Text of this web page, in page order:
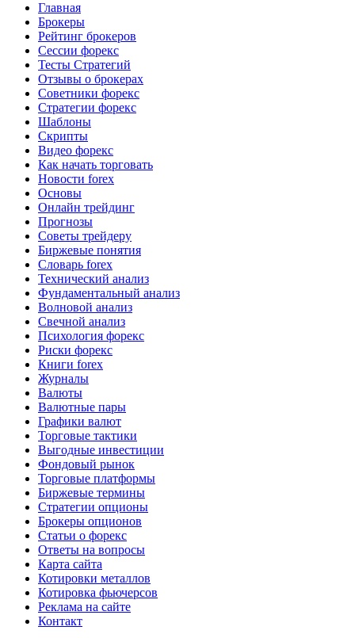
Главная
Брокеры
Рейтинг брокеров
Сессии форекс
Тесты Стратегий
Отзывы о брокерах
Советники форекс
Стратегии форекс
Шаблоны
Скрипты
Видео форекс
Как начать торговать
Новости forex
Основы
Онлайн трейдинг
Прогнозы
Советы трейдеру
Биржевые понятия
Словарь forex
Технический анализ
Фундаментальный анализ
Волновой анализ
Свечной анализ
Психология форекс
Риски форекс
Книги forex
Журналы
Валюты
Валютные пары
Графики валют
Торговые тактики
Выгодные инвестиции
Фондовый рынок
Торговые платформы
Биржевые термины
Стратегии опционы
Брокеры опционов
Статьи о форекс
Ответы на вопросы
Карта сайта
Котировки металлов
Котировка фьючерсов
Реклама на сайте
Контакт